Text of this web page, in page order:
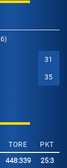
31
35
TORE
PKT
448:339
25:3